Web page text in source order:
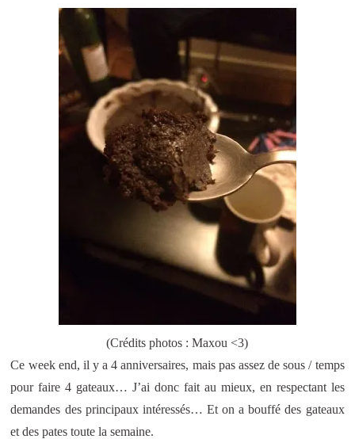
(Crédits photos : Maxou <3)
Ce week end, il y a 4 anniversaires, mais pas assez de sous / temps
pour faire 4 gateaux… J’ai donc fait au mieux, en respectant les
demandes des principaux intéressés… Et on a bouffé des gateaux
et des pates toute la semaine.